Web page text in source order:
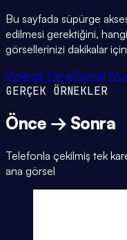
Bu sayfada süpürge
edilmesi gerektiğini,
görsellerinizi dakikalar
Ücretsiz DeneGörsel
GERÇEK ÖRNEKLER
Önce → Sonra
Telefonla çekilmiş tek
ana görsel